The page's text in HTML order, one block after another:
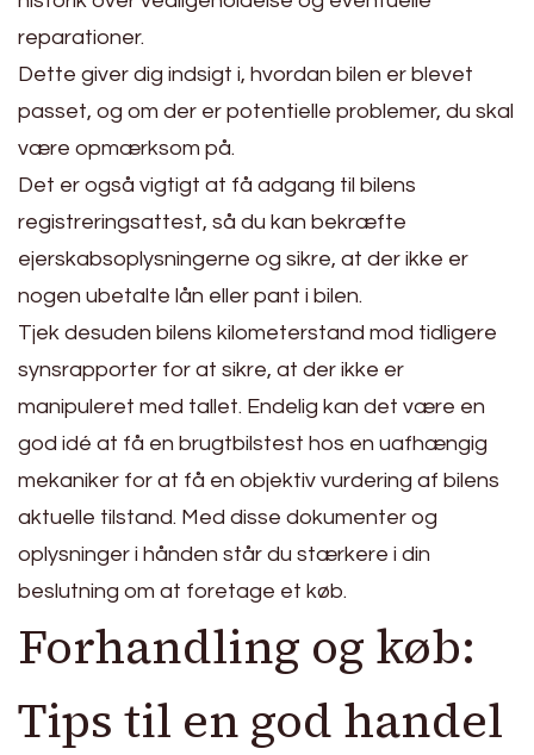
reparationer.
Dette giver dig indsigt i, hvordan bilen er blevet
passet, og om der er potentielle problemer, du skal
være opmærksom på.
Det er også vigtigt at få adgang til bilens
registreringsattest, så du kan bekræfte
ejerskabsoplysningerne og sikre, at der ikke er
nogen ubetalte lån eller pant i bilen.
Tjek desuden bilens kilometerstand mod tidligere
synsrapporter for at sikre, at der ikke er
manipuleret med tallet. Endelig kan det være en
god idé at få en brugtbilstest hos en uafhængig
mekaniker for at få en objektiv vurdering af bilens
aktuelle tilstand. Med disse dokumenter og
oplysninger i hånden står du stærkere i din
beslutning om at foretage et køb.
Forhandling og køb:
Tips til en god handel